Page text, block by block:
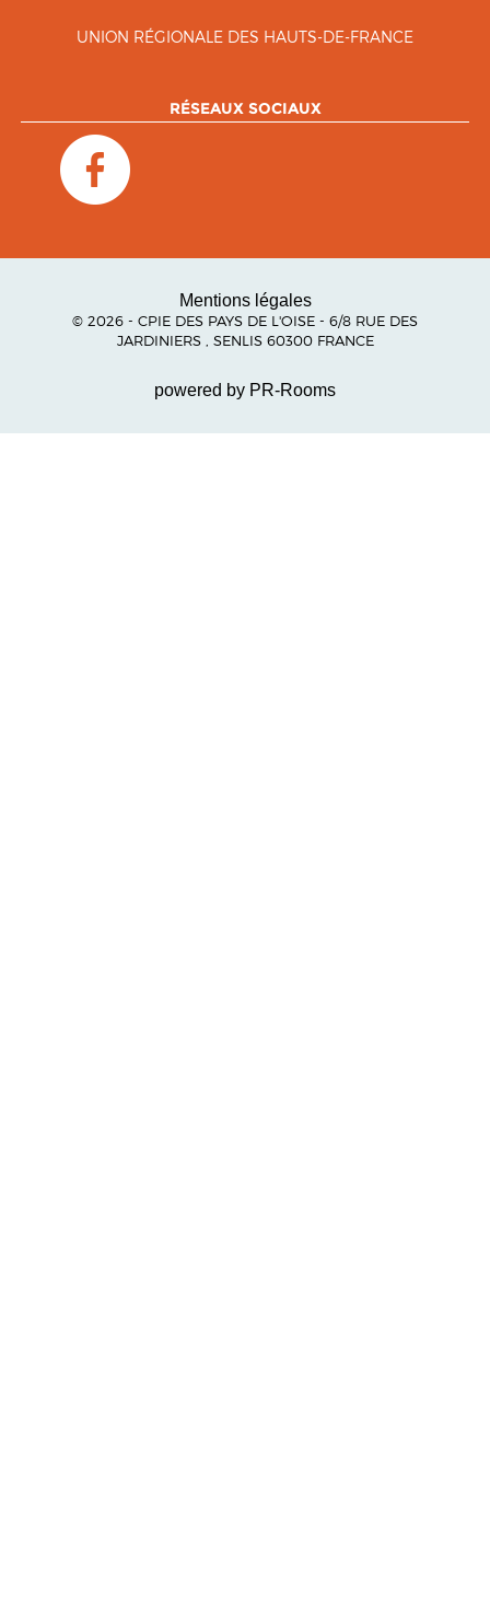
UNION RÉGIONALE DES HAUTS-DE-FRANCE
RÉSEAUX SOCIAUX
Mentions légales
© 2026 - CPIE DES PAYS DE L'OISE - 6/8 RUE DES
JARDINIERS , SENLIS 60300 FRANCE
powered by PR-Rooms